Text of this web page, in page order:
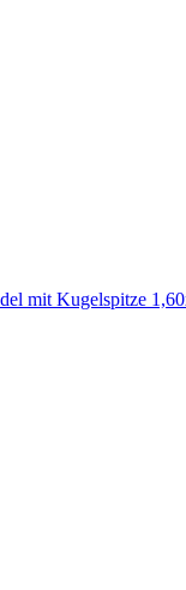
mit Kugelspitze